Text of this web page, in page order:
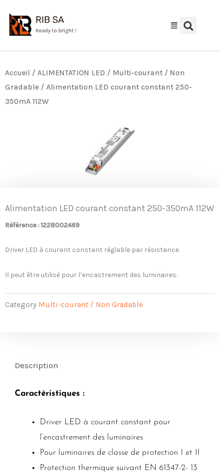
contenu
Accueil / ALIMENTATION LED / Multi-courant / Non
Gradable / Alimentation LED courant constant 250-
350mA 112W
Alimentation LED courant constant 250-350mA 112W
Référence : 1228002469
Driver LED à courant constant réglable par résistance.
Il peut être utilisé pour l’encastrement des luminaires.
Category Multi-courant / Non Gradable
Description
Caractéristiques :
Driver LED à courant constant pour
l’encastrement des luminaires
Pour luminaires de classe de protection I et II
Protection thermique suivant EN 61347-2- 13